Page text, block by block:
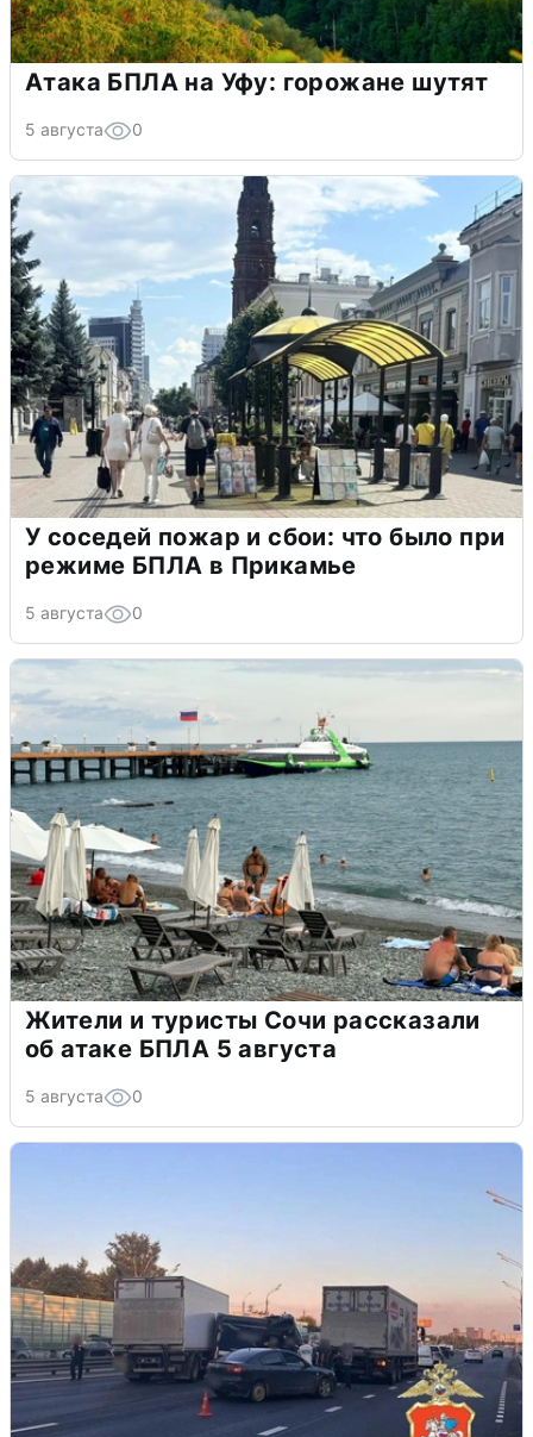
Атака БПЛА на Уфу: горожане шутят
5 августа 0
У соседей пожар и сбои: что было при
режиме БПЛА в Прикамье
5 августа 0
Жители и туристы Сочи рассказали
об атаке БПЛА 5 августа
5 августа 0